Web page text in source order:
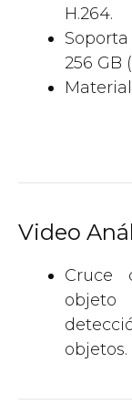
H.264.
256 GB
Video
Cruce
objeto
objetos.